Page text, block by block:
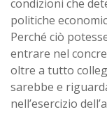
condizioni che
politiche
Perché ciò
entrare nel
oltre a tutto
sarebbe e
nell’esercizio